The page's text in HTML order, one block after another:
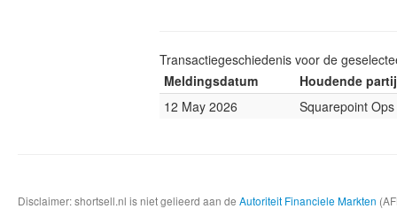
Transactiegeschiedenis voor de
Meldingsdatum
Houdende partij
12 May 2026
Squarepoint Ops
Disclaimer: shortsell.nl is niet gelieerd aan de Autoriteit Financiele Markten